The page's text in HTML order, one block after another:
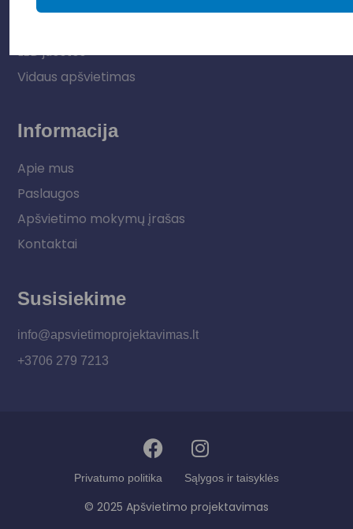
LED juostos
Vidaus apšvietimas
Informacija
Apie mus
Paslaugos
Apšvietimo mokymų įrašas
Kontaktai
Susisiekime
info@apsvietimoprojektavimas.lt
+3706 279 7213
Privatumo politika Sąlygos ir taisyklės
© 2025 Apšvietimo projektavimas